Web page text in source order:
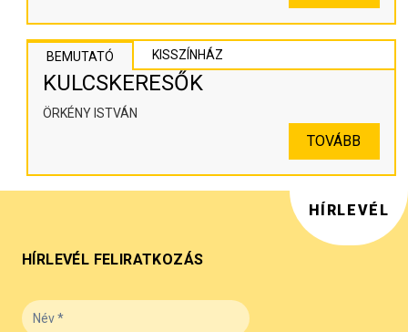
BEMUTATÓ KISSZÍNHÁZ
KULCSKERESŐK
ÖRKÉNY ISTVÁN
TOVÁBB
HÍRLEVÉL
HÍRLEVÉL FELIRATKOZÁS